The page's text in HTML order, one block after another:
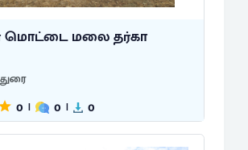
மொட்டை மலை தர்கா
0 | 0 | 0